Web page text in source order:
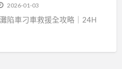
2026-01-03
陷車刁車救援全攻略｜24H